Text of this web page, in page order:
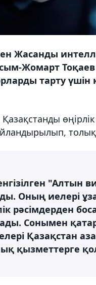
Жасанды
Жомарт Тоқаев
тарту
"Алтын
Оның иелері
рәсімдерден
Сонымен
Қазақстан
қызметтерге